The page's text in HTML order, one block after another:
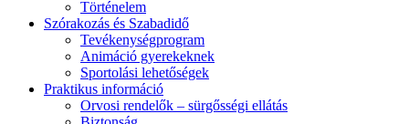
Történelem
Szórakozás és Szabadidő
Tevékenységprogram
Animáció gyerekeknek
Sportolási lehetőségek
Praktikus információ
Orvosi rendelők – sürgősségi ellátás